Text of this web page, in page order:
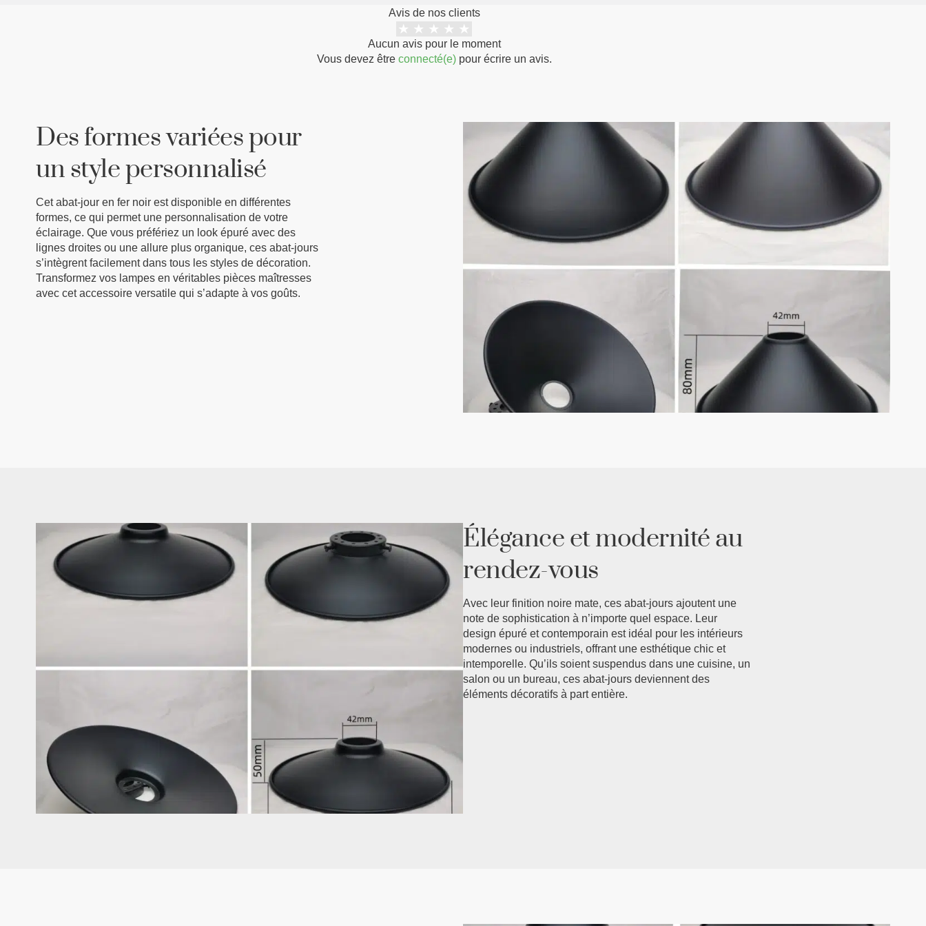
jusqu'à 15 jours ouvrés.
Notre politique de retour est valable 14 jours. Si 14 jours se sont écoulés
depuis votre achat, nous ne pouvons malheureusement pas vous proposer de
même état que lorsque vous l'avez reçu. Il doit également être dans son
emballage d'origine.
Avis de nos clients
Aucun avis pour le moment
Vous devez être connecté(e)pour écrire un avis.
Des formes variées pour
un style personnalisé
Cet abat-jour en fer noir est disponible en différentes
formes, ce qui permet une personnalisation de votre
éclairage. Que vous préfériez un look épuré avec des
lignes droites ou une allure plus organique, ces abat-jours
s’intègrent facilement dans tous les styles de décoration.
Transformez vos lampes en véritables pièces maîtresses
avec cet accessoire versatile qui s’adapte à vos goûts.
Élégance et modernité au
rendez-vous
Avec leur finition noire mate, ces abat-jours ajoutent une
note de sophistication à n’importe quel espace. Leur
design épuré et contemporain est idéal pour les intérieurs
modernes ou industriels, offrant une esthétique chic et
intemporelle. Qu’ils soient suspendus dans une cuisine, un
salon ou un bureau, ces abat-jours deviennent des
éléments décoratifs à part entière.